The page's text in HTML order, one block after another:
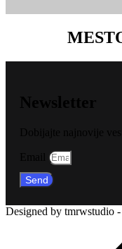
Send
Designed by tmrwstudio